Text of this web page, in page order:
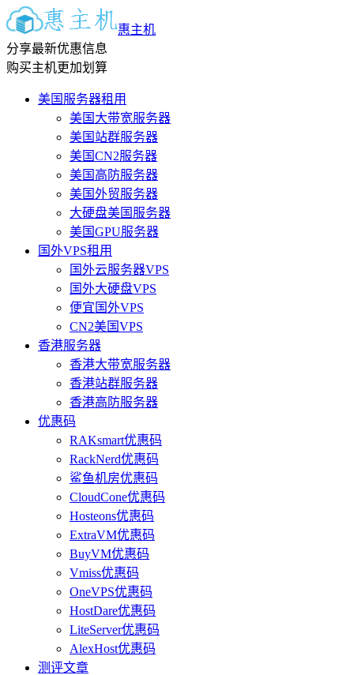
惠主机
分享最新优惠信息
购买主机更加划算
美国服务器租用
美国大带宽服务器
美国站群服务器
美国CN2服务器
美国高防服务器
美国外贸服务器
大硬盘美国服务器
美国GPU服务器
国外VPS租用
国外云服务器VPS
国外大硬盘VPS
便宜国外VPS
CN2美国VPS
香港服务器
香港大带宽服务器
香港站群服务器
香港高防服务器
优惠码
RAKsmart优惠码
RackNerd优惠码
鲨鱼机房优惠码
CloudCone优惠码
Hosteons优惠码
ExtraVM优惠码
BuyVM优惠码
Vmiss优惠码
OneVPS优惠码
HostDare优惠码
LiteServer优惠码
AlexHost优惠码
测评文章